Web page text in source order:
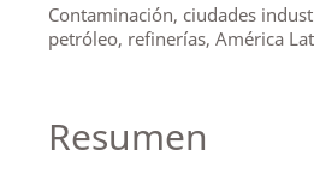
Contaminación, ciudades
petróleo, refinerías, América
Resumen